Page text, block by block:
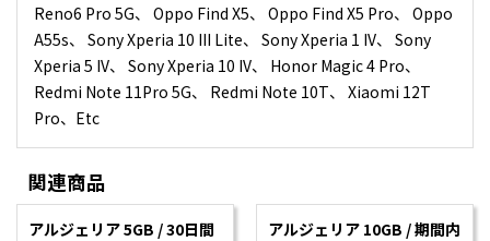
Reno6 Pro 5G、 Oppo Find X5、 Oppo Find X5 Pro、 Oppo
A55s、 Sony Xperia 10 III Lite、 Sony Xperia 1 IV、 Sony
Xperia 5 IV、 Sony Xperia 10 IV、 Honor Magic 4 Pro、
Redmi Note 11Pro 5G、 Redmi Note 10T、 Xiaomi 12T
Pro、Etc
関連商品
アルジェリア 5GB / 30日間
アルジェリア 10GB / 期間内